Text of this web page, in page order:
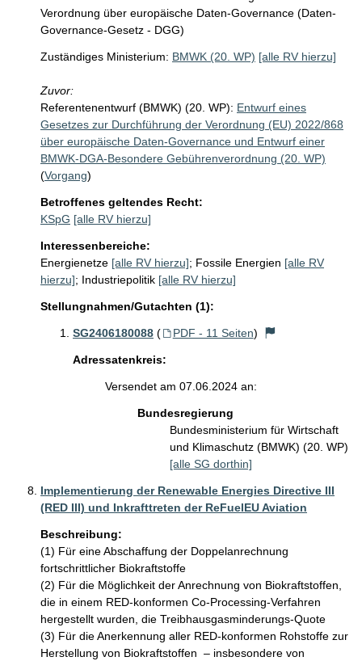
Verordnung über europäische Daten-Governance (Daten-
Governance-Gesetz - DGG)
Zuständiges Ministerium: BMWK (20. WP) [alle RV hierzu]
Zuvor:
Referentenentwurf (BMWK) (20. WP): Entwurf eines
Gesetzes zur Durchführung der Verordnung (EU) 2022/868
über europäische Daten-Governance und Entwurf einer
BMWK-DGA-Besondere Gebührenverordnung (20. WP)
(Vorgang)
Betroffenes geltendes Recht:
KSpG [alle RV hierzu]
Interessenbereiche:
Energienetze [alle RV hierzu]; Fossile Energien [alle RV
hierzu]; Industriepolitik [alle RV hierzu]
Stellungnahmen/Gutachten (1):
SG2406180088 ( PDF - 11 Seiten)
Adressatenkreis:
Versendet am 07.06.2024 an:
Bundesregierung
Bundesministerium für Wirtschaft
und Klimaschutz (BMWK) (20. WP)
[alle SG dorthin]
Implementierung der Renewable Energies Directive III
(RED III) und Inkrafttreten der ReFuelEU Aviation
Beschreibung:
(1) Für eine Abschaffung der Doppelanrechnung
fortschrittlicher Biokraftstoffe
(2) Für die Möglichkeit der Anrechnung von Biokraftstoffen,
die in einem RED-konformen Co-Processing-Verfahren
hergestellt wurden, die Treibhausgasminderungs-Quote
(3) Für die Anerkennung aller RED-konformen Rohstoffe zur
Herstellung von Biokraftstoffen  – insbesondere von